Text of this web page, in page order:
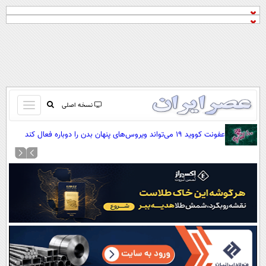
نسخه اصلی
باز
و
بسته
کردن
صفحه اول
آرشیو
نظرسنجی
آب و هوا
اوقات شرعی
سواد زندگی
عفونت کووید ۱۹ می‌تواند ویروس‌های پنهان بدن را دوباره فعال کند